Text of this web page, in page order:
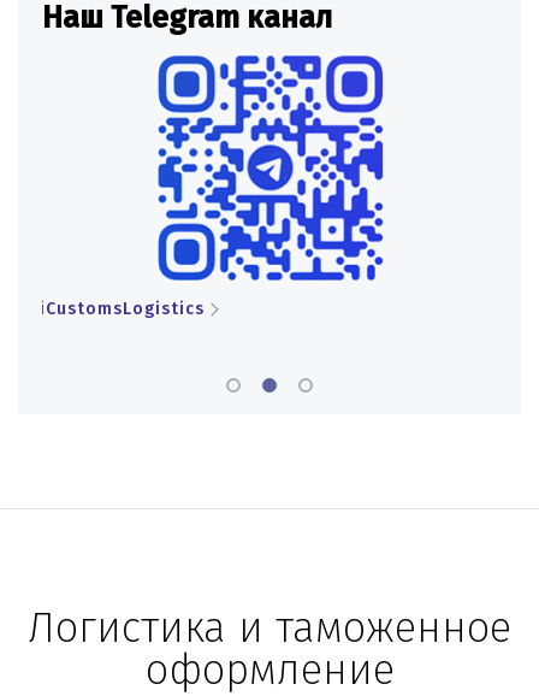
Наш Telegram канал
iCustomsLogistics
Логистика и таможенное
оформление